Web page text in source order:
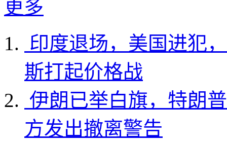
更多
印度退场，美国进犯
斯打起价格战
伊朗已举白旗，特朗
方发出撤离警告